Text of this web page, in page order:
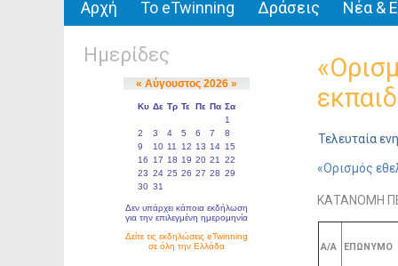
Αρχή Το eTwinning Δράσεις Νέα &
Ημερίδες
Τελευταία
«Ορισμός
ΚΑΤΑΝΟΜΗ
Α/Α ΕΠΩΝΥΜΟ